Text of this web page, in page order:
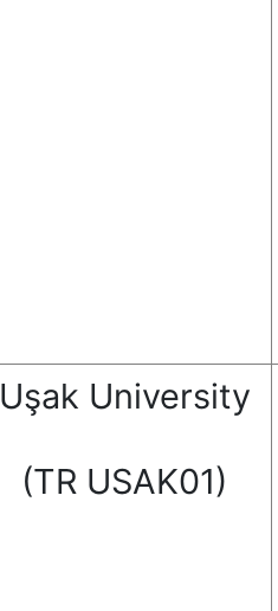
Uşak University
(TR USAK01)